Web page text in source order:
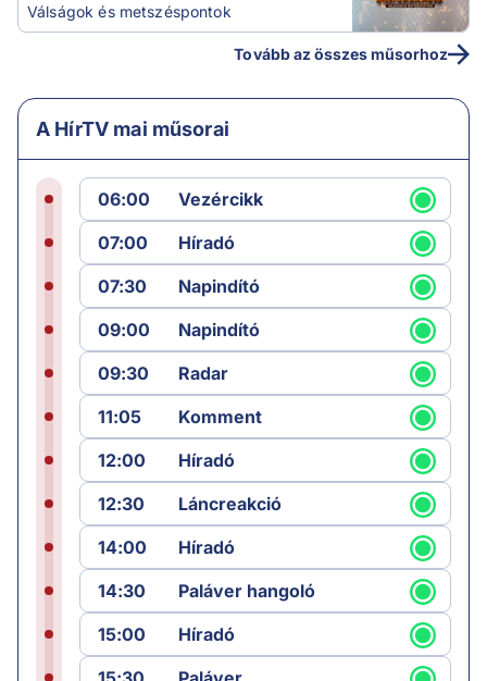
Válságok és metszéspontok
Tovább az összes műsorhoz
A HírTV mai műsorai
06:00
Vezércikk
07:00
Híradó
07:30
Napindító
09:00
Napindító
09:30
Radar
11:05
Komment
12:00
Híradó
12:30
Láncreakció
14:00
Híradó
14:30
Paláver hangoló
15:00
Híradó